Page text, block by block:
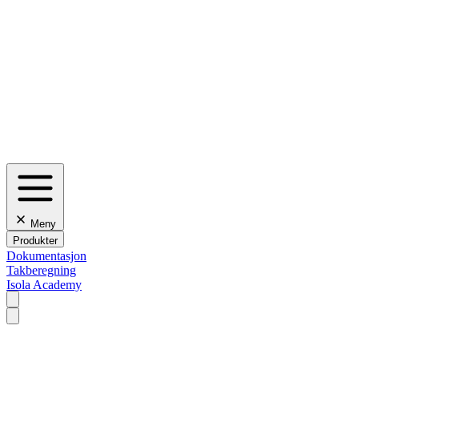
Meny
Produkter
Dokumentasjon
Takberegning
Isola Academy